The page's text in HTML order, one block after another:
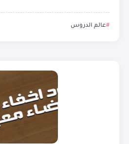
عالم الدروس